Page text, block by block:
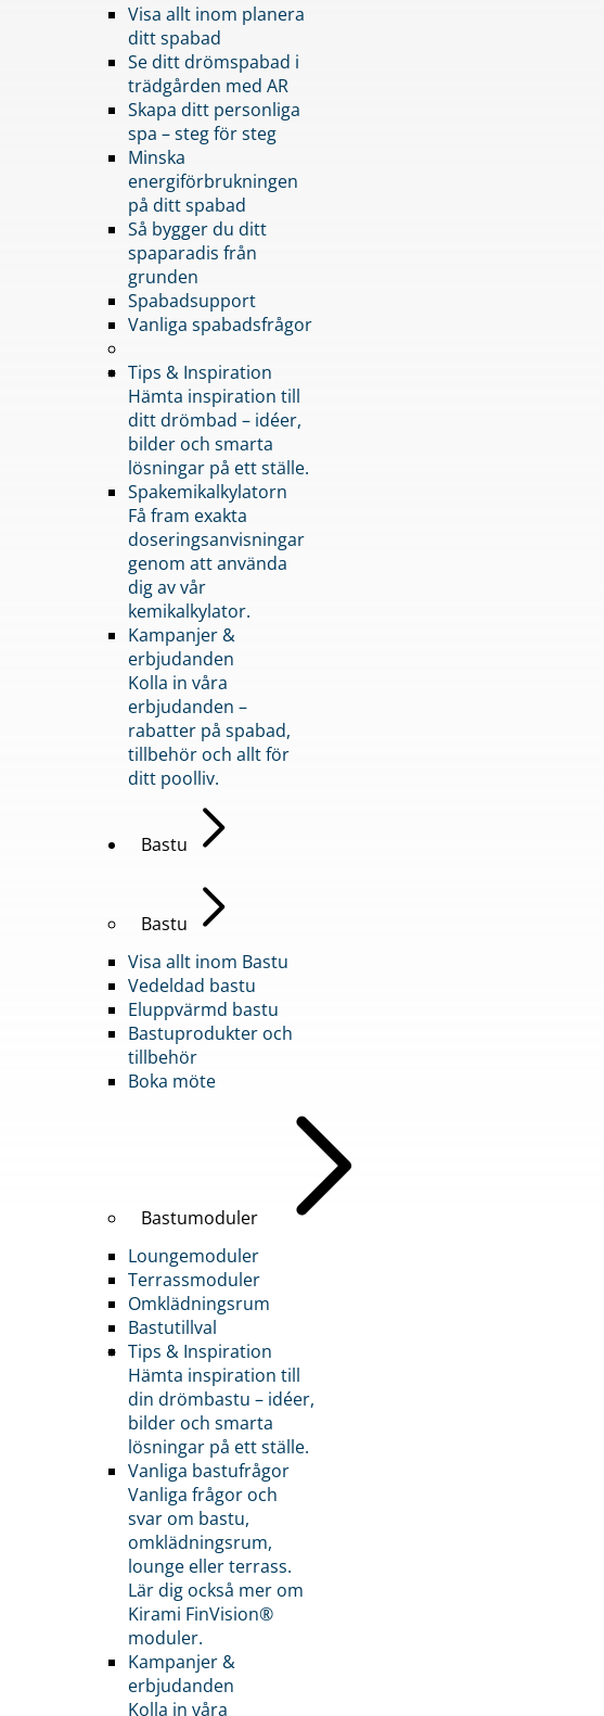
Visa allt inom planera
ditt spabad
Se ditt drömspabad i
trädgården med AR
Skapa ditt personliga
spa – steg för steg
Minska
energiförbrukningen
på ditt spabad
Så bygger du ditt
spaparadis från
grunden
Spabadsupport
Vanliga spabadsfrågor
Tips & Inspiration
Hämta inspiration till
ditt drömbad – idéer,
bilder och smarta
lösningar på ett ställe.
Spakemikalkylatorn
Få fram exakta
doseringsanvisningar
genom att använda
dig av vår
kemikalkylator.
Kampanjer &
erbjudanden
Kolla in våra
erbjudanden –
rabatter på spabad,
tillbehör och allt för
ditt poolliv.
Bastu
Bastu
Visa allt inom Bastu
Vedeldad bastu
Eluppvärmd bastu
Bastuprodukter och
tillbehör
Boka möte
Bastumoduler
Loungemoduler
Terrassmoduler
Omklädningsrum
Bastutillval
Tips & Inspiration
Hämta inspiration till
din drömbastu – idéer,
bilder och smarta
lösningar på ett ställe.
Vanliga bastufrågor
Vanliga frågor och
svar om bastu,
omklädningsrum,
lounge eller terrass.
Lär dig också mer om
Kirami FinVision®
moduler.
Kampanjer &
erbjudanden
Kolla in våra